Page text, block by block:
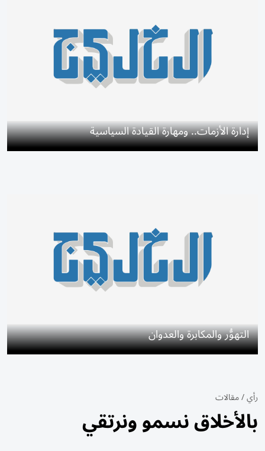
إدارة الأزمات.. ومهارة القيادة السياسية
التهوُّر والمكابرة والعدوان
رأي/مقالات
بالأخلاق نسمو ونرتقي